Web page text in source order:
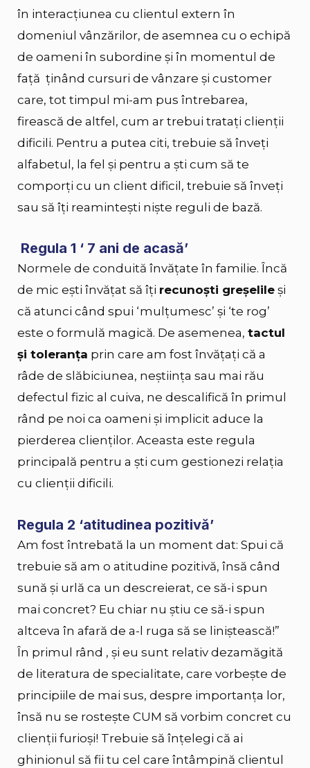
în interacţiunea cu clientul extern în
domeniul vânzărilor, de asemnea cu o echipă
de oameni în subordine şi în momentul de
faţă ţinând cursuri de vânzare şi customer
care, tot timpul mi-am pus întrebarea,
firească de altfel, cum ar trebui tratați clienții
dificili. Pentru a putea citi, trebuie să înveți
alfabetul, la fel și pentru a ști cum să te
comporți cu un client dificil, trebuie să înveți
sau să îţi reamintești niște reguli de bază.
Regula 1 ‘ 7 ani de acasă’
Normele de conduită învăţate în familie. Încă
de mic ești învăţat să îți recunoști greșelile şi
că atunci când spui ‘mulțumesc’ și ‘te rog’
este o formulă magică. De asemenea, tactul
și toleranţa prin care am fost învățați că a
râde de slăbiciunea, neştiinţa sau mai rău
defectul fizic al cuiva, ne descalifică în primul
rând pe noi ca oameni și implicit aduce la
pierderea clienţilor. Aceasta este regula
principală pentru a ști cum gestionezi relația
cu clienții dificili.
Regula 2 ‘atitudinea pozitivă’
Am fost întrebată la un moment dat: Spui că
trebuie să am o atitudine pozitivă, însă când
sună și urlă ca un descreierat, ce să-i spun
mai concret? Eu chiar nu știu ce să-i spun
altceva în afară de a-l ruga să se liniștească!”
În primul rând , și eu sunt relativ dezamăgită
de literatura de specialitate, care vorbește de
principiile de mai sus, despre importanța lor,
însă nu se rostește CUM să vorbim concret cu
clienții furioși! Trebuie să înțelegi că ai
ghinionul să fii tu cel care întâmpină clientul